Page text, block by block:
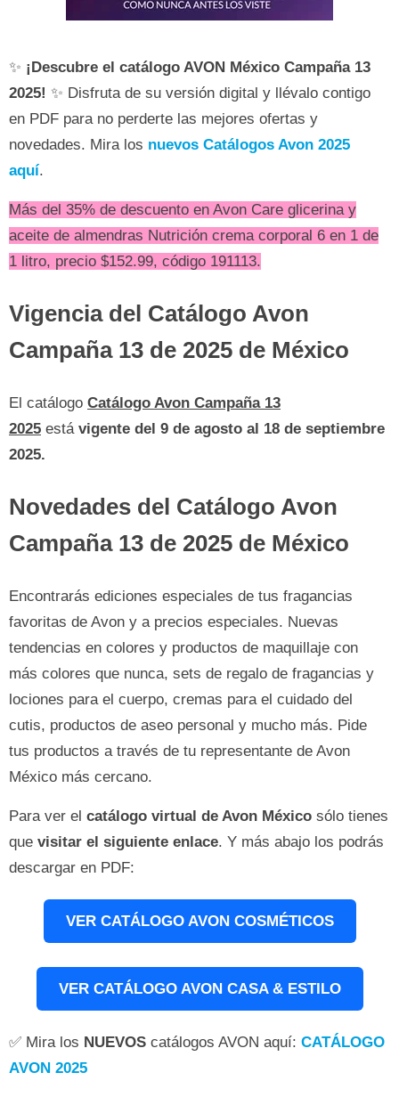
✨ ¡Descubre el catálogo AVON México Campaña 13
2025! ✨ Disfruta de su versión digital y llévalo contigo
en PDF para no perderte las mejores ofertas y
novedades. Mira los nuevos Catálogos Avon 2025
aquí.
Más del 35% de descuento en Avon Care glicerina y
aceite de almendras Nutrición crema corporal 6 en 1 de
1 litro, precio $152.99, código 191113.
Vigencia del Catálogo Avon
Campaña 13 de 2025 de México
El catálogo Catálogo Avon Campaña 13
2025 está vigente del 9 de agosto al 18 de septiembre
2025.
Novedades del Catálogo Avon
Campaña 13 de 2025 de México
Encontrarás ediciones especiales de tus fragancias
favoritas de Avon y a precios especiales. Nuevas
tendencias en colores y productos de maquillaje con
más colores que nunca, sets de regalo de fragancias y
lociones para el cuerpo, cremas para el cuidado del
cutis, productos de aseo personal y mucho más. Pide
tus productos a través de tu representante de Avon
México más cercano.
Para ver el catálogo virtual de Avon México sólo tienes
que visitar el siguiente enlace. Y más abajo los podrás
descargar en PDF:
VER CATÁLOGO AVON COSMÉTICOS
VER CATÁLOGO AVON CASA & ESTILO
✅ Mira los NUEVOS catálogos AVON aquí: CATÁLOGO
AVON 2025